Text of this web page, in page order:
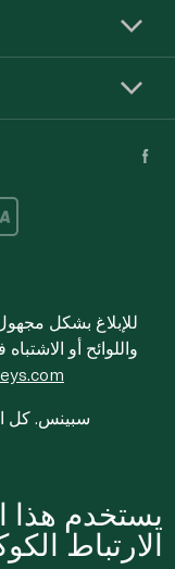
للإبلاغ بشكل
واللوائح أو
© 2020-2026
يستخدم هذا
الارتباط